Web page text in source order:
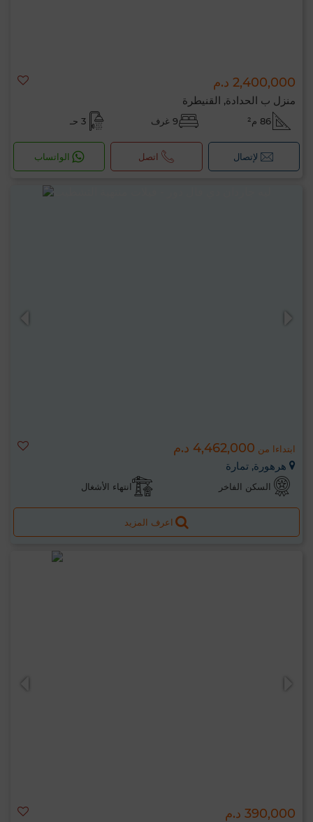
2,400,000 د.م
منزل ب الحدادة, القنيطرة
86 م² 9 غرف 3 حـ
لإتصال اتصل الواتساب
ابتداءا من 4,462,000 د.م
هرهورة, تمارة
السكن الفاخر انتهاء الأشغال
اعرف المزيد
390,000 د.م